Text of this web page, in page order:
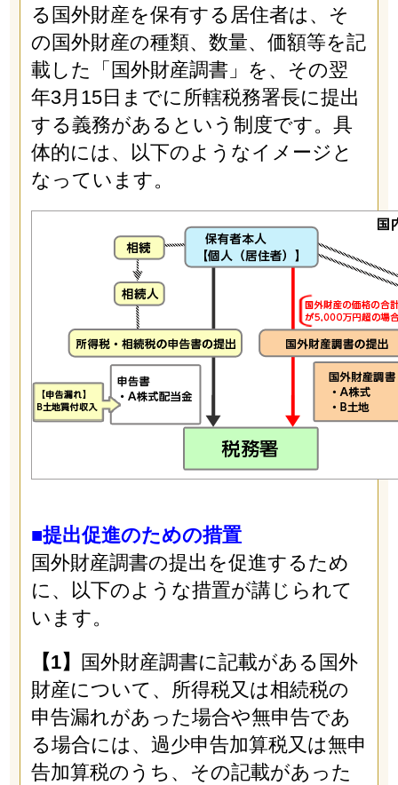
る国外財産を保有する居住者は、そ
の国外財産の種類、数量、価額等を記
載した「国外財産調書」を、その翌
年3月15日までに所轄税務署長に提出
する義務があるという制度です。具
体的には、以下のようなイメージと
なっています。
■提出促進のための措置
国外財産調書の提出を促進するため
に、以下のような措置が講じられて
います。
【1】
国外財産調書に記載がある国外
財産について、所得税又は相続税の
申告漏れがあった場合や無申告であ
る場合には、過少申告加算税又は無申
告加算税のうち、その記載があった